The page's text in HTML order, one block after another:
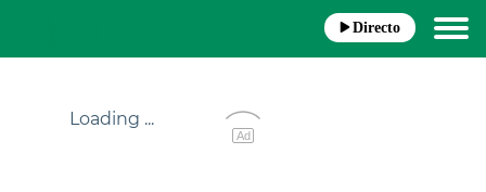
Directo
Loading ...
Ad